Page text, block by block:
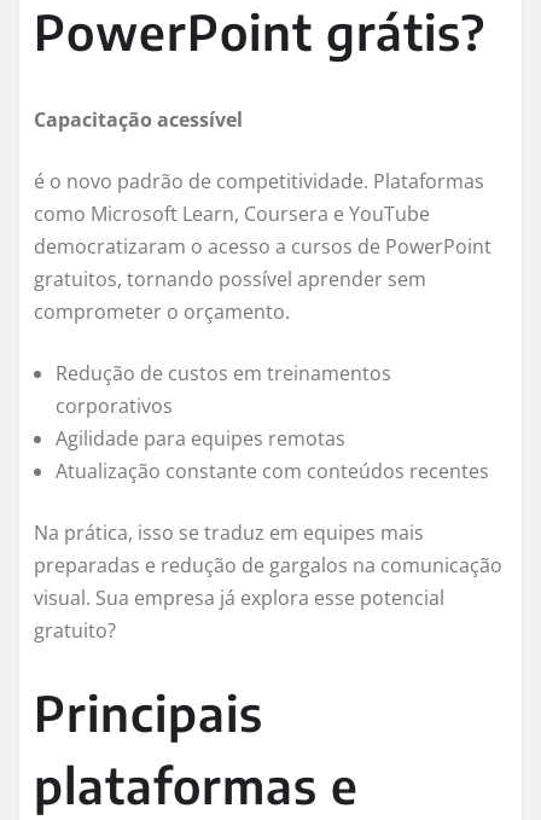
PowerPoint grátis?
Capacitação acessível
é o novo padrão de competitividade. Plataformas
como Microsoft Learn, Coursera e YouTube
democratizaram o acesso a cursos de PowerPoint
gratuitos, tornando possível aprender sem
comprometer o orçamento.
Redução de custos em treinamentos
corporativos
Agilidade para equipes remotas
Atualização constante com conteúdos recentes
Na prática, isso se traduz em equipes mais
preparadas e redução de gargalos na comunicação
visual. Sua empresa já explora esse potencial
gratuito?
Principais
plataformas e